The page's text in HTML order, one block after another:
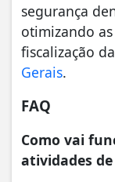
segurança
otimizando
fiscalização
Gerais.
FAQ
Como vai
atividades